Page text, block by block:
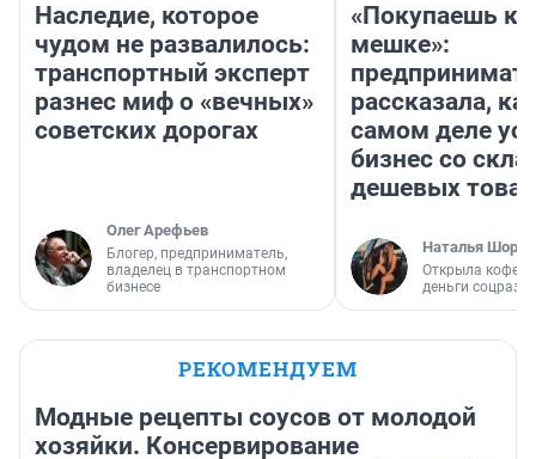
Наследие, которое
чудом не развалилось:
транспортный эксперт
разнес миф о «вечных»
советских дорогах
Олег Арефьев
Блогер, предприниматель,
владелец в транспортном
бизнесе
«Покупаешь
мешке»:
рассказала,
самом деле
бизнес со
дешевых
Наталья
Открыла
деньги
РЕКОМЕНДУЕМ
Модные рецепты соусов от молодой
хозяйки. Консервирование